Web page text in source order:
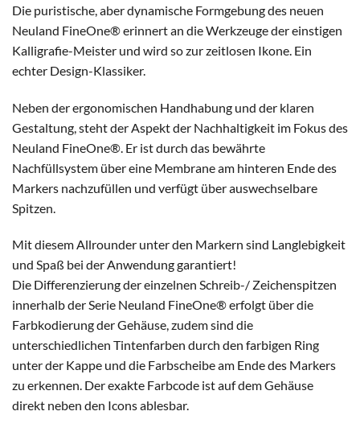
Die puristische, aber dynamische Formgebung des neuen
Neuland FineOne® erinnert an die Werkzeuge der einstigen
Kalligrafie-Meister und wird so zur zeitlosen Ikone. Ein
echter Design-Klassiker.
Neben der ergonomischen Handhabung und der klaren
Gestaltung, steht der Aspekt der Nachhaltigkeit im Fokus des
Neuland FineOne®. Er ist durch das bewährte
Nachfüllsystem über eine Membrane am hinteren Ende des
Markers nachzufüllen und verfügt über auswechselbare
Spitzen.
Mit diesem Allrounder unter den Markern sind Langlebigkeit
und Spaß bei der Anwendung garantiert!
Die Differenzierung der einzelnen Schreib-/ Zeichenspitzen
innerhalb der Serie Neuland FineOne® erfolgt über die
Farbkodierung der Gehäuse, zudem sind die
unterschiedlichen Tintenfarben durch den farbigen Ring
unter der Kappe und die Farbscheibe am Ende des Markers
zu erkennen. Der exakte Farbcode ist auf dem Gehäuse
direkt neben den Icons ablesbar.